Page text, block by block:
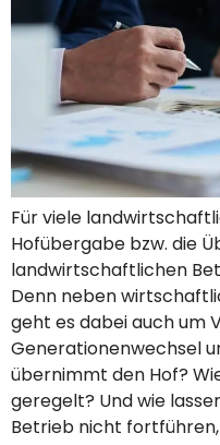
Für viele
Hofübergabe bzw. die
landwirtschaftlichen
Denn neben
geht es dabei auch um
Generationenwechsel
übernimmt den Hof?
geregelt? Und wie
Betrieb nicht